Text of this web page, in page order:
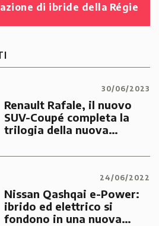
di ibride della Régie
30/06/2023
Renault Rafale, il nuovo
SUV-Coupé completa la
trilogia della nuova
Régie
24/06/2022
Nissan Qashqai e-Power:
ibrido ed elettrico si
fondono in una nuova